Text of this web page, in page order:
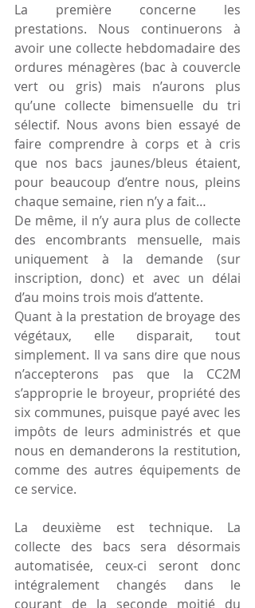
La première concerne les
prestations. Nous continuerons à
avoir une collecte hebdomadaire des
ordures ménagères (bac à couvercle
vert ou gris) mais n’aurons plus
qu’une collecte bimensuelle du tri
sélectif. Nous avons bien essayé de
faire comprendre à corps et à cris
que nos bacs jaunes/bleus étaient,
pour beaucoup d’entre nous, pleins
chaque semaine, rien n’y a fait…
De même, il n’y aura plus de collecte
des encombrants mensuelle, mais
uniquement à la demande (sur
inscription, donc) et avec un délai
d’au moins trois mois d’attente.
Quant à la prestation de broyage des
végétaux, elle disparait, tout
simplement. Il va sans dire que nous
n’accepterons pas que la CC2M
s’approprie le broyeur, propriété des
six communes, puisque payé avec les
impôts de leurs administrés et que
nous en demanderons la restitution,
comme des autres équipements de
ce service.
La deuxième est technique. La
collecte des bacs sera désormais
automatisée, ceux-ci seront donc
intégralement changés dans le
courant de la seconde moitié du